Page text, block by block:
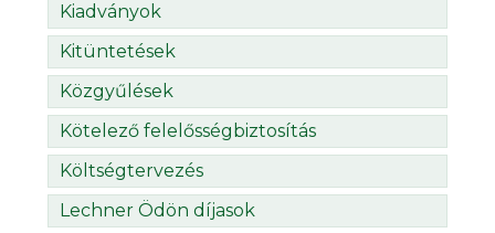
Kiadványok
Kitüntetések
Közgyűlések
Kötelező felelősségbiztosítás
Költségtervezés
Lechner Ödön díjasok